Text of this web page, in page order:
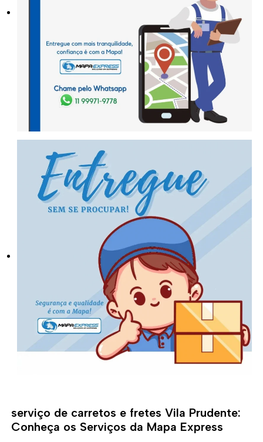
serviço de carretos e fretes Vila Prudente:
Conheça os Serviços da Mapa Express